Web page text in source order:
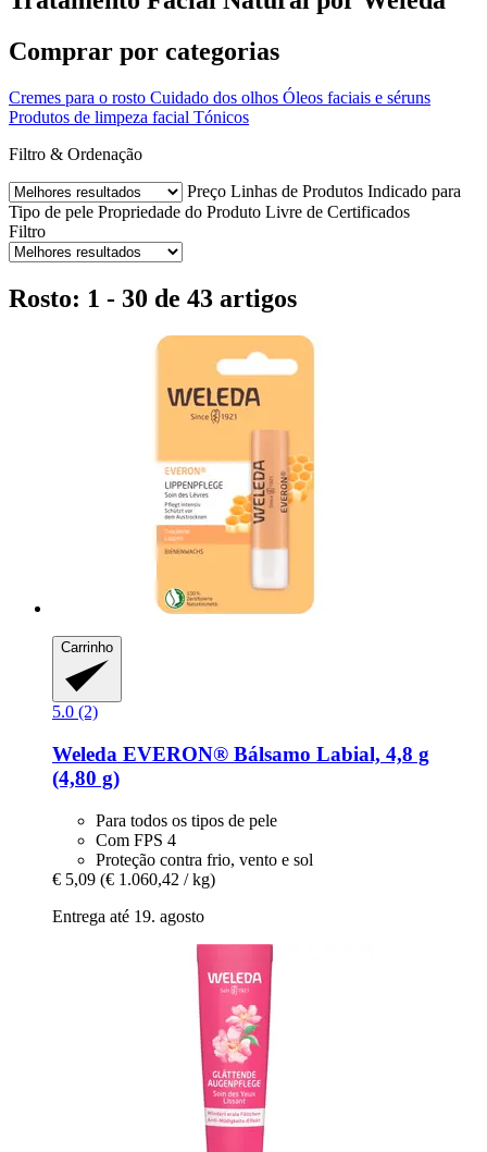
Comprar por categorias
Cremes para o rosto Cuidado dos olhos Óleos faciais e séruns
Produtos de limpeza facial Tónicos
Filtro & Ordenação
Preço Linhas de Produtos Indicado para
Tipo de pele Propriedade do Produto Livre de Certificados
Filtro
Rosto: 1 - 30 de 43 artigos
Carrinho
5.0 (2)
Weleda EVERON® Bálsamo Labial, 4,8 g
(4,80 g)
Para todos os tipos de pele
Com FPS 4
Proteção contra frio, vento e sol
€ 5,09 (€ 1.060,42 / kg)
Entrega até 19. agosto